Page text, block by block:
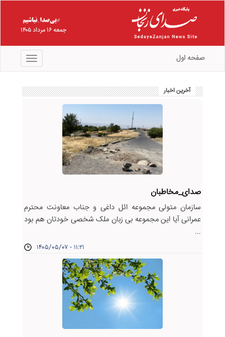
جمعه ۱۶ مرداد ۱۴۰۵
منو صفحه اول
آخرین اخبار
صدای_مخاطبان
سازمان متولی مجموعه ائل داغی و جناب معاونت محترم
عمرانی آیا این مجموعه بی زبان ملک شخصی خودتان هم بود
...
۱۴۰۵/۰۵/۰۷ - ۱۱:۲۱